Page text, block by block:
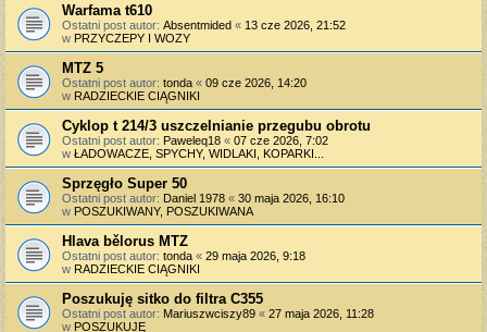
Warfama t610
Ostatni post autor: Absentmided « 13 cze 2026, 21:52
w PRZYCZEPY I WOZY
MTZ 5
Ostatni post autor: tonda « 09 cze 2026, 14:20
w RADZIECKIE CIĄGNIKI
Cyklop t 214/3 uszczelnianie przegubu obrotu
Ostatni post autor: Paweleq18 « 07 cze 2026, 7:02
w ŁADOWACZE, SPYCHY, WIDLAKI, KOPARKI...
Sprzęgło Super 50
Ostatni post autor: Daniel 1978 « 30 maja 2026, 16:10
w POSZUKIWANY, POSZUKIWANA
Hlava bělorus MTZ
Ostatni post autor: tonda « 29 maja 2026, 9:18
w RADZIECKIE CIĄGNIKI
Poszukuję sitko do filtra C355
Ostatni post autor: Mariuszwciszy89 « 27 maja 2026, 11:28
w POSZUKUJĘ